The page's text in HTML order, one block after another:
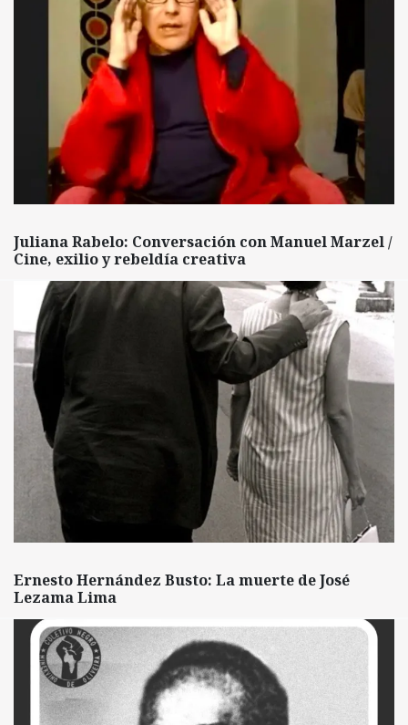
Juliana Rabelo: Conversación con Manuel Marzel /
Cine, exilio y rebeldía creativa
Ernesto Hernández Busto: La muerte de José
Lezama Lima